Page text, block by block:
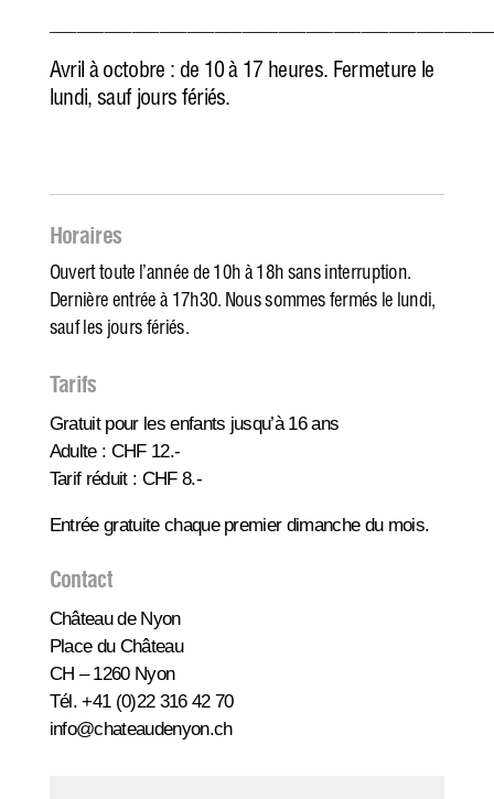
Avril à octobre : de 10 à 17 heures. Fermeture le
lundi, sauf jours fériés.
Horaires
Ouvert toute l’année de 10h à 18h sans interruption.
Dernière entrée à 17h30. Nous sommes fermés le lundi,
sauf les jours fériés.
Tarifs
Gratuit pour les enfants jusqu’à 16 ans
Adulte : CHF 12.-
Tarif réduit : CHF 8.-
Entrée gratuite chaque premier dimanche du mois.
Contact
Château de Nyon
Place du Château
CH – 1260 Nyon
Tél.+41 (0)22 316 42 70
info@chateaudenyon.ch